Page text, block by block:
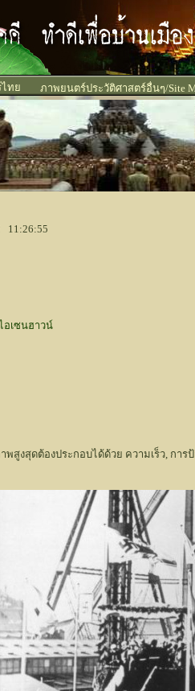
ทย ภาพยนตร์ประวัติศาสตร์อื่นๆ/Site
11:26:55
อเซนฮาวน์
พสูงสุดต้องประกอบได้ด้วย ความเร็ว, กา